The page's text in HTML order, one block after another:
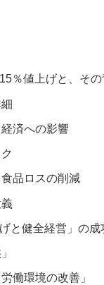
％値上げと、そ
済への影響
品ロスの削減
と健全経営」の成
働環境の改善」